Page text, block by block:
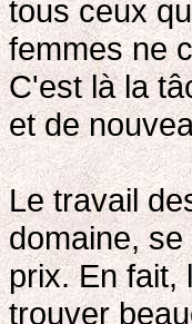
tous ceux
femmes ne
C'est là la
et de
Le travail
domaine,
prix. En fait,
trouver